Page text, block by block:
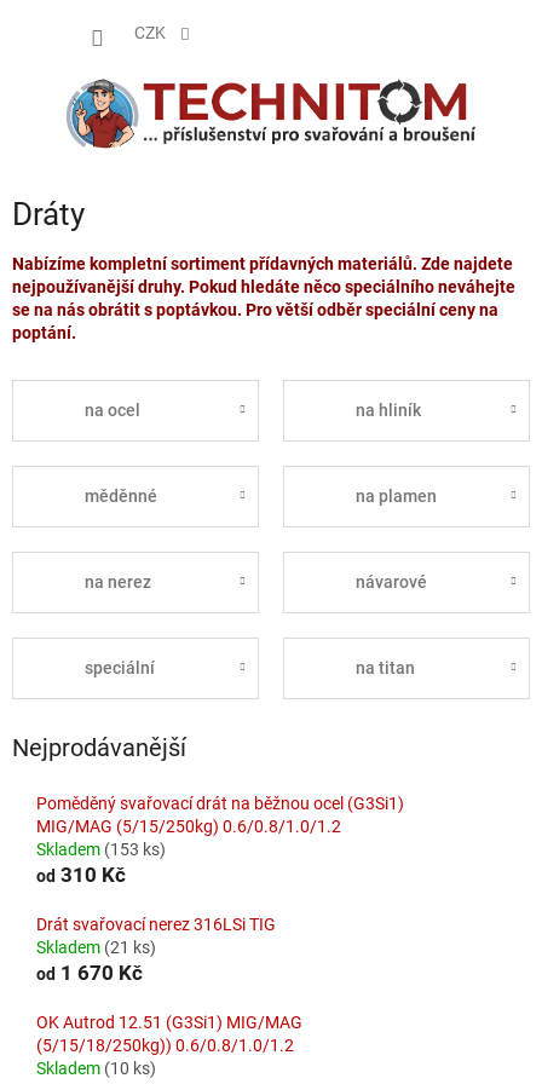
CZK
Dráty
Nabízíme kompletní sortiment přídavných materiálů. Zde najdete
nejpoužívanější druhy. Pokud hledáte něco speciálního neváhejte
se na nás obrátit s poptávkou. Pro větší odběr speciální ceny na
poptání.
na ocel na hliník
měděnné na plamen
na nerez návarové
speciální na titan
Nejprodávanější
Poměděný svařovací drát na běžnou ocel (G3Si1)
MIG/MAG (5/15/250kg) 0.6/0.8/1.0/1.2
Skladem (153 ks)
od 310 Kč
Drát svařovací nerez 316LSi TIG
Skladem (21 ks)
od 1 670 Kč
OK Autrod 12.51 (G3Si1) MIG/MAG
(5/15/18/250kg)) 0.6/0.8/1.0/1.2
Skladem (10 ks)